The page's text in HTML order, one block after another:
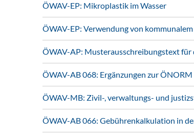
ÖWAV-EP: Mikroplastik im Wasser
ÖWAV-EP: Verwendung von
ÖWAV-AP: Musterausschreibungstext
ÖWAV-AB 068: Ergänzungen zur
ÖWAV-MB: Zivil-, verwaltungs- und
ÖWAV-AB 066: Gebührenkalkulation in